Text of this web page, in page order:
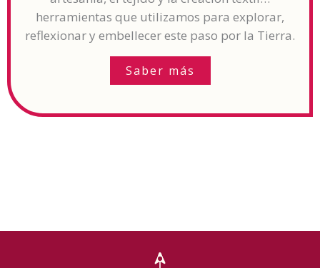
herramientas que utilizamos para explorar,
reflexionar y embellecer este paso por la Tierra.
Saber más